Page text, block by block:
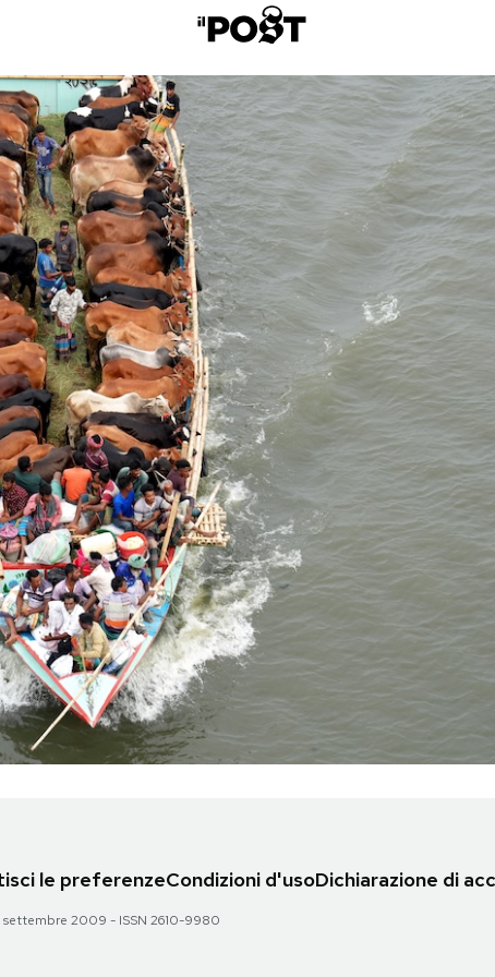
le preferenzeCondizioni d'usoDichiarazione di
settembre 2009 - ISSN 2610-9980